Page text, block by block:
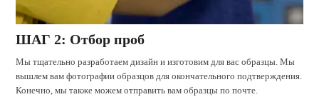
ШАГ 2: Отбор проб
Мы тщательно разработаем дизайн и изготовим для вас образцы. Мы
вышлем вам фотографии образцов для окончательного подтверждения.
Конечно, мы также можем отправить вам образцы по почте.